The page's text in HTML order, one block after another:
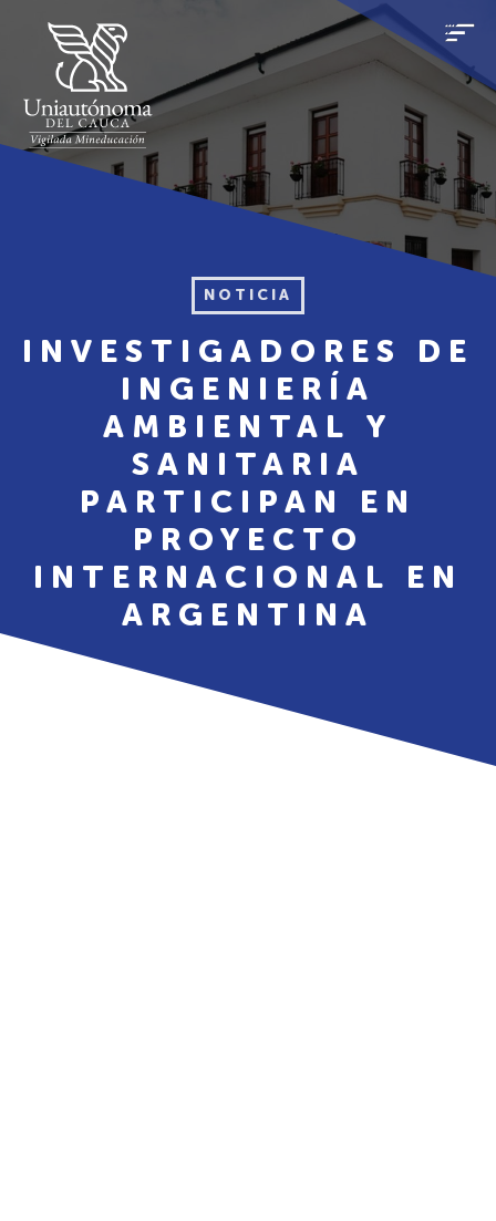
NOTICIA
INVESTIGADORES DE
INGENIERÍA
AMBIENTAL Y
SANITARIA
PARTICIPAN EN
PROYECTO
INTERNACIONAL EN
ARGENTINA